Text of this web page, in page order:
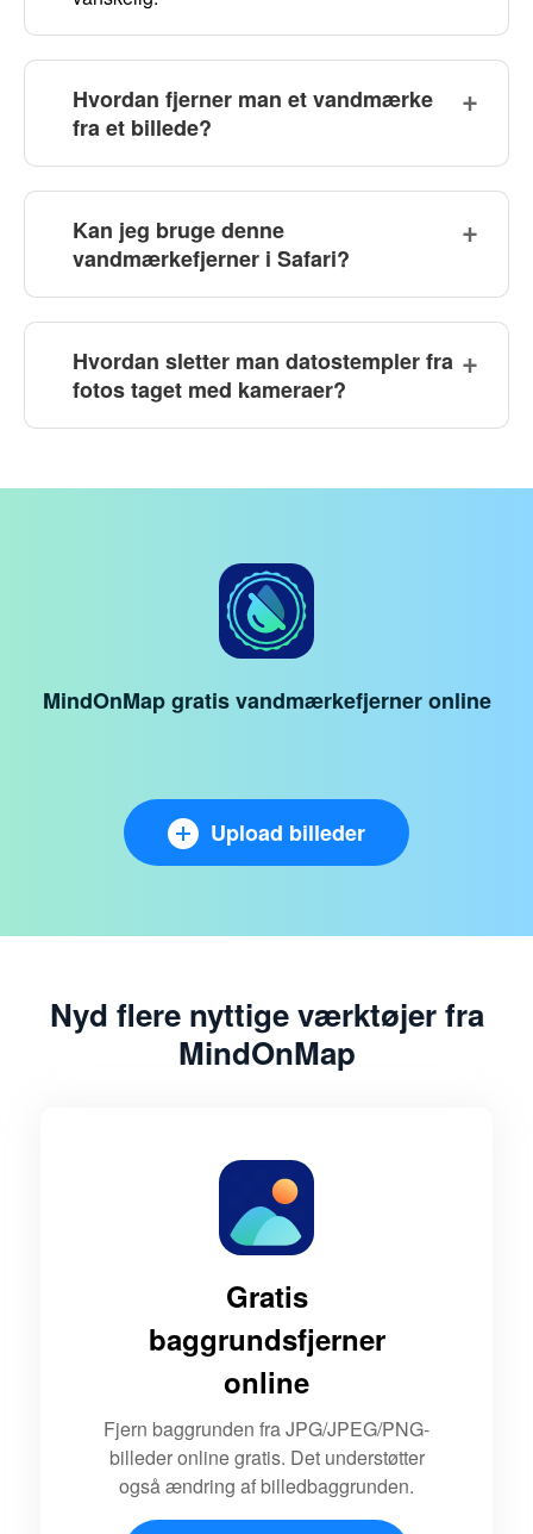
Hvordan fjerner man et vandmærke
fra et billede?
Kan jeg bruge denne
vandmærkefjerner i Safari?
Hvordan sletter man datostempler fra
fotos taget med kameraer?
MindOnMap gratis vandmærkefjerner online
Upload billeder
Nyd flere nyttige værktøjer fra
MindOnMap
Gratis
baggrundsfjerner
online
Fjern baggrunden fra JPG/JPEG/PNG-
billeder online gratis. Det understøtter
også ændring af billedbaggrunden.